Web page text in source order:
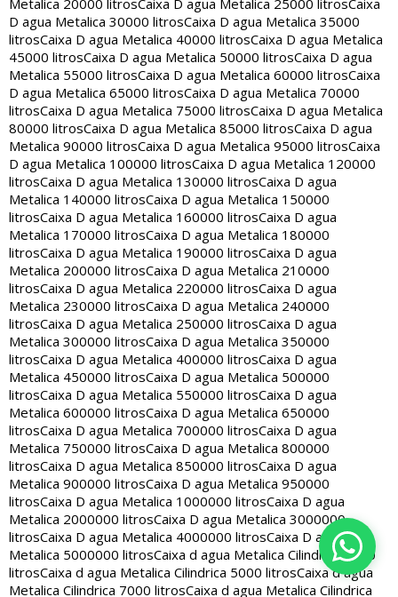
Metalica 20000 litrosCaixa D agua Metalica 25000 litrosCaixa
D agua Metalica 30000 litrosCaixa D agua Metalica 35000
litrosCaixa D agua Metalica 40000 litrosCaixa D agua Metalica
45000 litrosCaixa D agua Metalica 50000 litrosCaixa D agua
Metalica 55000 litrosCaixa D agua Metalica 60000 litrosCaixa
D agua Metalica 65000 litrosCaixa D agua Metalica 70000
litrosCaixa D agua Metalica 75000 litrosCaixa D agua Metalica
80000 litrosCaixa D agua Metalica 85000 litrosCaixa D agua
Metalica 90000 litrosCaixa D agua Metalica 95000 litrosCaixa
D agua Metalica 100000 litrosCaixa D agua Metalica 120000
litrosCaixa D agua Metalica 130000 litrosCaixa D agua
Metalica 140000 litrosCaixa D agua Metalica 150000
litrosCaixa D agua Metalica 160000 litrosCaixa D agua
Metalica 170000 litrosCaixa D agua Metalica 180000
litrosCaixa D agua Metalica 190000 litrosCaixa D agua
Metalica 200000 litrosCaixa D agua Metalica 210000
litrosCaixa D agua Metalica 220000 litrosCaixa D agua
Metalica 230000 litrosCaixa D agua Metalica 240000
litrosCaixa D agua Metalica 250000 litrosCaixa D agua
Metalica 300000 litrosCaixa D agua Metalica 350000
litrosCaixa D agua Metalica 400000 litrosCaixa D agua
Metalica 450000 litrosCaixa D agua Metalica 500000
litrosCaixa D agua Metalica 550000 litrosCaixa D agua
Metalica 600000 litrosCaixa D agua Metalica 650000
litrosCaixa D agua Metalica 700000 litrosCaixa D agua
Metalica 750000 litrosCaixa D agua Metalica 800000
litrosCaixa D agua Metalica 850000 litrosCaixa D agua
Metalica 900000 litrosCaixa D agua Metalica 950000
litrosCaixa D agua Metalica 1000000 litrosCaixa D agua
Metalica 2000000 litrosCaixa D agua Metalica 3000000
litrosCaixa D agua Metalica 4000000 litrosCaixa D agua
Metalica 5000000 litrosCaixa d agua Metalica Cilindrica 2000
litrosCaixa d agua Metalica Cilindrica 5000 litrosCaixa d agua
Metalica Cilindrica 7000 litrosCaixa d agua Metalica Cilindrica